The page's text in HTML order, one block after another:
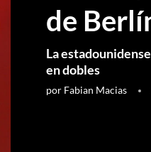
de
La
en dobles
por Fabian Macias